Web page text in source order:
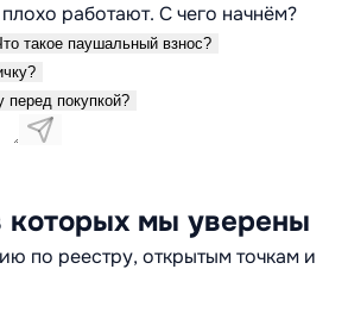
работают. С чего начнём?
такое паушальный взнос?
перед покупкой?
мы уверены
по реестру, открытым точкам и